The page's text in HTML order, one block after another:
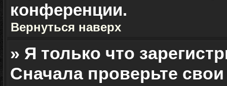
конференции.
Вернуться наверх
» Я только что
Сначала проверьте